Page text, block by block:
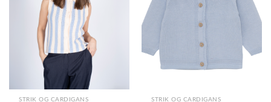
STRIK OG CARDIGANS STRIK OG CARDIGANS